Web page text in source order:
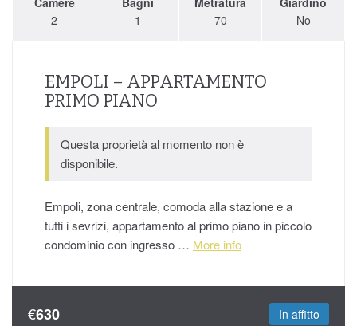
2
1
70
No
EMPOLI – APPARTAMENTO
PRIMO PIANO
Questa proprietà al momento non è
disponibile.
Empoli, zona centrale, comoda alla stazione e a
tutti i sevrizi, appartamento al primo piano in piccolo
condominio con ingresso … More info
€630 In affitto